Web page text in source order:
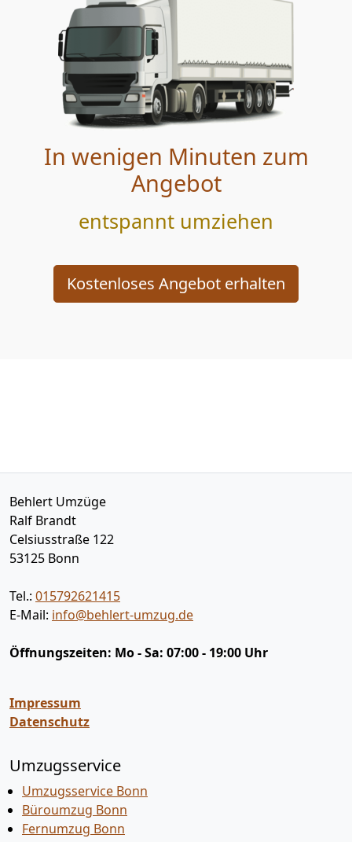
In wenigen Minuten zum
Angebot
entspannt umziehen
Kostenloses Angebot erhalten
Behlert Umzüge
Ralf Brandt
Celsiusstraße 122
53125 Bonn
Tel.: 015792621415
E-Mail: info@behlert-umzug.de
Öffnungszeiten: Mo - Sa: 07:00 - 19:00 Uhr
Impressum
Datenschutz
Umzugsservice
Umzugsservice Bonn
Büroumzug Bonn
Fernumzug Bonn